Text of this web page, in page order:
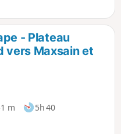
des « Landgänger »
un biotope au bord
à travers une
- Plateau
vers Maxsain et
m
5h 40